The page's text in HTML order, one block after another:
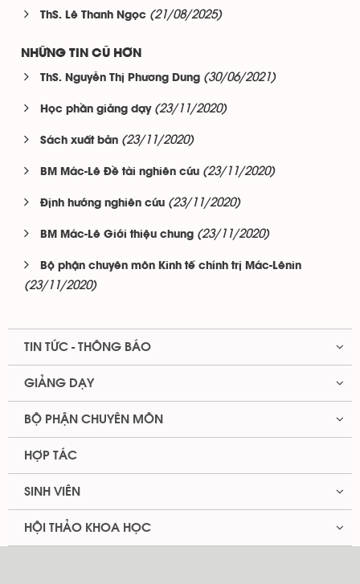
ThS. Lê Thanh Ngọc (21/08/2025)
NHỮNG TIN CŨ HƠN
ThS. Nguyễn Thị Phương Dung (30/06/2021)
Học phần giảng dạy (23/11/2020)
Sách xuất bản (23/11/2020)
BM Mác-Lê Đề tài nghiên cứu (23/11/2020)
Định hướng nghiên cứu (23/11/2020)
BM Mác-Lê Giới thiệu chung (23/11/2020)
Bộ phận chuyên môn Kinh tế chính trị Mác-Lênin
(23/11/2020)
TIN TỨC - THÔNG BÁO
GIẢNG DẠY
BỘ PHẬN CHUYÊN MÔN
HỢP TÁC
SINH VIÊN
HỘI THẢO KHOA HỌC